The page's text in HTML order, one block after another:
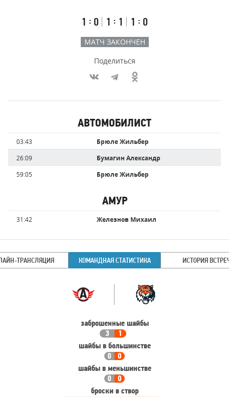
Первый
тайм
1 : 0
Второй
тайм
1 : 1
Третий
тайм
1 : 0
МАТЧ ЗАКОНЧЕН
Поделиться
забившие
голы
АВТОМОБИЛИСТ
Время Имя
игрока
03:43
Брюле Жильбер
26:09
Бумагин Александр
59:05
Брюле Жильбер
АМУР
Время Имя
игрока
31:42 Железнов Михаил
ТРАНСЛЯЦИЯ КОМАНДНАЯ СТАТИСТИКА ИСТОРИЯ
Команда
заброшенные шайбы
3
1
шайбы в большинстве
0
0
шайбы в меньшинстве
0
0
броски в створ